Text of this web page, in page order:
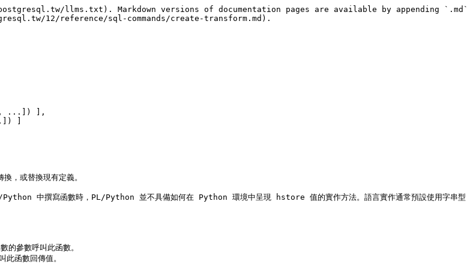
llms.txt). Markdown versions of documentation pages are available by appending `.md`
12/reference/sql-commands/create-transform.md).
，或替換現有定義。
中撰寫函數時，PL/Python 並不具備如何在 Python 環境中呈現 hstore 值的實作方法。語言實作通常預設使用字串型
參數呼叫此函數。
函數回傳值。